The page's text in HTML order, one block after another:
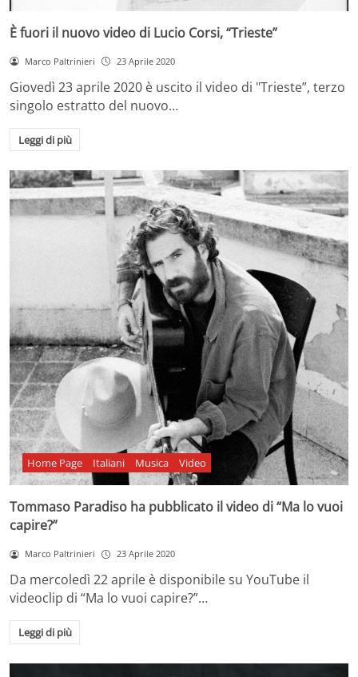
È fuori il nuovo video di Lucio Corsi, “Trieste”
Marco Paltrinieri 23 Aprile 2020
Giovedì 23 aprile 2020 è uscito il video di "Trieste”, terzo
singolo estratto del nuovo…
Leggi di più
Home Page Italiani Musica Video
Tommaso Paradiso ha pubblicato il video di “Ma lo vuoi
capire?”
Marco Paltrinieri 23 Aprile 2020
Da mercoledì 22 aprile è disponibile su YouTube il
videoclip di “Ma lo vuoi capire?”…
Leggi di più